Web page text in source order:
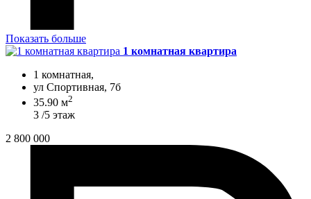
Показать больше
1 комнатная квартира
1 комнатная,
ул Спортивная, 7б
35.90 м2
3 /5 этаж
2 800 000